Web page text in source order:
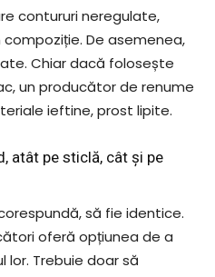
contururi neregulate,
De asemenea,
Chiar dacă folosește
un producător de renume
ieftine, prost lipite.
atât pe sticlă, cât și pe
să fie identice.
oferă opțiunea de a
lor. Trebuie doar să